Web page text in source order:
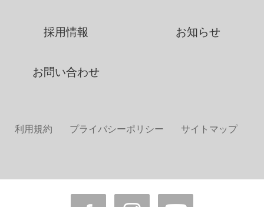
採用情報 お知らせ
お問い合わせ
利用規約 プライバシーポリシー サイトマップ